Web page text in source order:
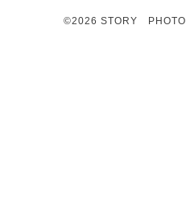
©2026 STORY PHOTO